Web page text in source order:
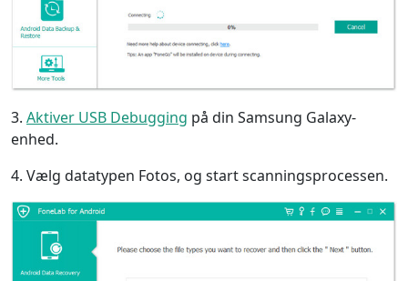
3. Aktiver USB Debugging på din Samsung Galaxy-
enhed.
4. Vælg datatypen Fotos, og start scanningsprocessen.